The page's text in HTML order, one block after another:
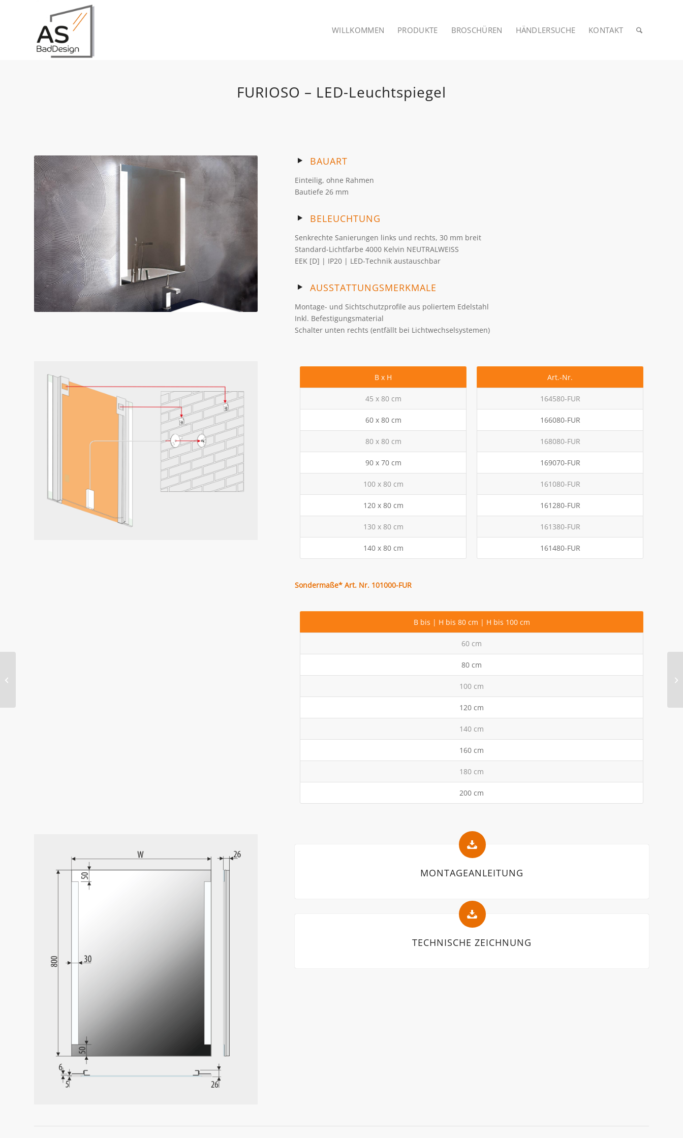
WILLKOMMEN PRODUKTE BROSCHÜREN HÄNDLERSUCHE KONTAKT
FURIOSO – LED-Leuchtspiegel
BAUART
Einteilig, ohne Rahmen
Bautiefe 26 mm
BELEUCHTUNG
Senkrechte Sanierungen links und rechts, 30 mm breit
Standard-Lichtfarbe 4000 Kelvin NEUTRALWEISS
EEK [D] | IP20 | LED-Technik austauschbar
AUSSTATTUNGSMERKMALE
Montage- und Sichtschutzprofile aus poliertem Edelstahl
Inkl. Befestigungsmaterial
Schalter unten rechts (entfällt bei Lichtwechselsystemen)
B x H
45 x 80 cm
60 x 80 cm
80 x 80 cm
90 x 70 cm
100 x 80 cm
120 x 80 cm
130 x 80 cm
140 x 80 cm
Art.-Nr.
164580-FUR
166080-FUR
168080-FUR
169070-FUR
161080-FUR
161280-FUR
161380-FUR
161480-FUR
Sondermaße* Art. Nr. 101000-FUR
B bis | H bis 80 cm | H bis 100 cm
60 cm
80 cm
100 cm
120 cm
140 cm
160 cm
180 cm
200 cm
MONTAGEANLEITUNG
TECHNISCHE ZEICHNUNG